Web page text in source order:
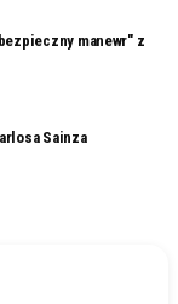
manewr" z
Sainza